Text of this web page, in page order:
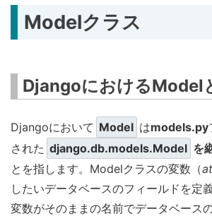
Modelクラス
DjangoにおけるModel
Djangoにおいて Model はmodels.py
された django.db.models.Model を
とを指します。Modelクラスの変数（
したいデータベースのフィールドを定
変数がそのままの名前でデータベース